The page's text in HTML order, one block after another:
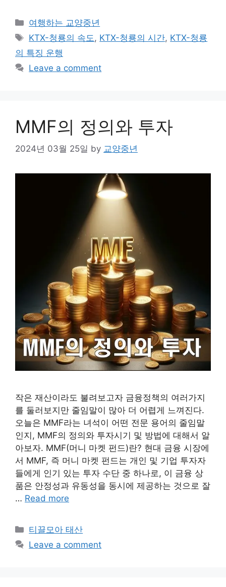
Categories
여행하는 교양중년
Tags
KTX-청룡의 속도 , KTX-청룡의 시간, KTX-청룡
의 특징 운행
Leave a comment
MMF의 정의와 투자
2024년 03월 25일 by 교양중년
작은 재산이라도 불려보고자 금융정책의 여러가지
를 둘러보지만 줄임말이 많아 더 어렵게 느껴진다.
오늘은 MMF라는 녀석이 어떤 전문 용어의 줄임말
인지, MMF의 정의와 투자시기 및 방법에 대해서 알
아보자. MMF(머니 마켓 펀드)란? 현대 금융 시장에
서 MMF, 즉 머니 마켓 펀드는 개인 및 기업 투자자
들에게 인기 있는 투자 수단 중 하나로, 이 금융 상
품은 안정성과 유동성을 동시에 제공하는 것으로 잘
… Read more
Categories
티끌모아 태산
Leave a comment